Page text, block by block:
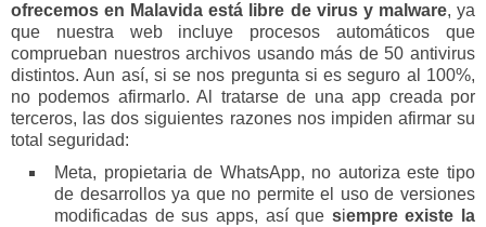
ofrecemos en Malavida está libre de virus y malware, ya
que nuestra web incluye procesos automáticos que
comprueban nuestros archivos usando más de 50 antivirus
distintos. Aun así, si se nos pregunta si es seguro al 100%,
no podemos afirmarlo. Al tratarse de una app creada por
terceros, las dos siguientes razones nos impiden afirmar su
total seguridad:
Meta, propietaria de WhatsApp, no autoriza este tipo
de desarrollos ya que no permite el uso de versiones
modificadas de sus apps, así que siempre existe la